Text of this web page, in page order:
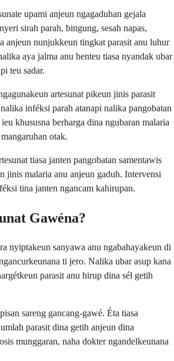
upami anjeun ngagaduhan gejala
sirah parah, bingung, sesah napas,
anjeun nunjukkeun tingkat parasit anu luhur
aya jalma anu henteu tiasa nyandak ubar
teu sadar.
artesunat pikeun jinis parasit
inféksi parah atanapi nalika pangobatan
khususna berharga dina ngubaran malaria
otak.
tiasa janten pangobatan samentawis
jinis malaria anu anjeun gaduh. Intervensi
tina janten ngancam kahirupan.
Gawéna?
nyiptakeun sanyawa anu ngabahayakeun di
ti jero. Nalika ubar asup kana
parasit anu hirup dina sél getih
sareng gancang-gawé. Éta tiasa
parasit dina getih anjeun dina
munggaran, naha dokter ngandelkeunana